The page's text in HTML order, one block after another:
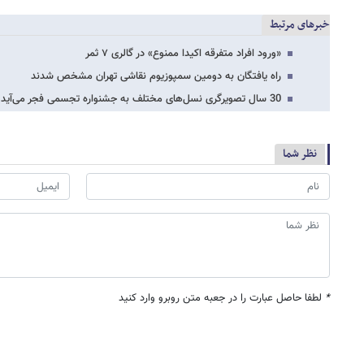
خبرهای مرتبط
«ورود افراد متفرقه اکیدا ممنوع» در گالری ۷ ثمر
راه یافتگان به دومین سمپوزیوم نقاشی تهران مشخص شدند
30 سال تصویرگری نسل‌های مختلف به جشنواره تجسمی فجر می‌آید
نظر شما
* لطفا حاصل عبارت را در جعبه متن روبرو وارد کنید